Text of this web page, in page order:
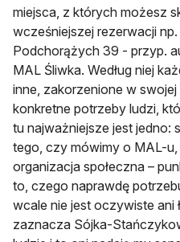
miejsca, z których możesz
wcześniejszej rezerwacji
Podchorążych 39 - przyp.
MAL Śliwka. Według niej
inne, zakorzenione w
konkretne potrzeby ludzi,
tu najważniejsze jest jedno:
tego, czy mówimy o MAL-
organizacja społeczna –
to, czego naprawdę
wcale nie jest oczywiste ani
zaznacza Sójka-